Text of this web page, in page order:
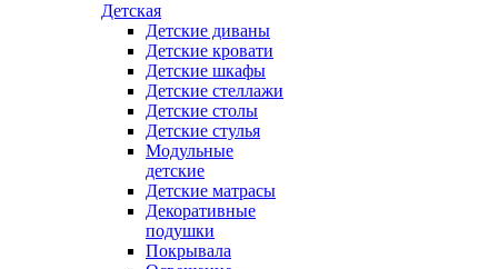
Детская
Детские диваны
Детские кровати
Детские шкафы
Детские стеллажи
Детские столы
Детские стулья
Модульные
детские
Детские матрасы
Декоративные
подушки
Покрывала